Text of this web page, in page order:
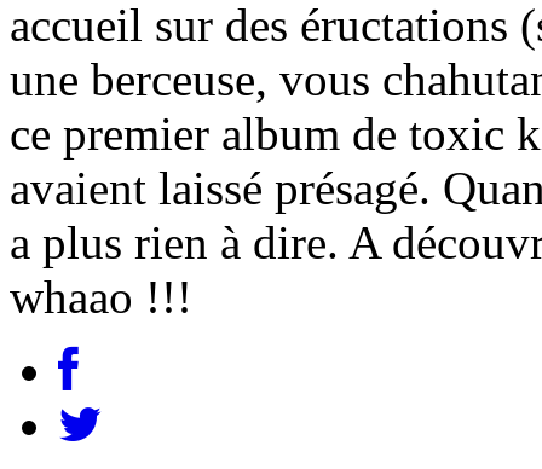
accueil sur des éructations
une berceuse, vous
ce premier album de toxic
avaient laissé présagé.
a plus rien à dire. A
whaao !!!